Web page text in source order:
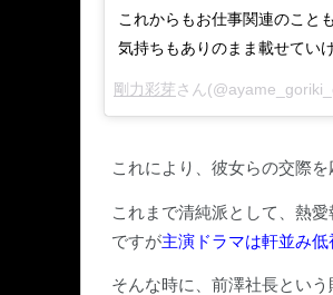
これからもお仕事関連のこと
気持ちもありのまま載せてい
剛力彩芽さん
これにより、彼女らの交際
これまで清純派として、熱
ですが主演ドラマは軒並み低
そんな時に、前澤社長とい